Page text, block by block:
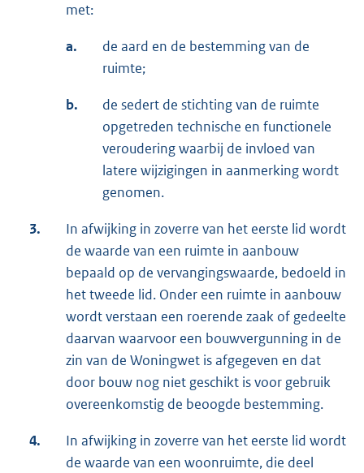
met:
a.
de aard en de bestemming van de
ruimte;
b.
de sedert de stichting van de ruimte
opgetreden technische en functionele
veroudering waarbij de invloed van
latere wijzigingen in aanmerking wordt
genomen.
3.
In afwijking in zoverre van het eerste lid wordt
de waarde van een ruimte in aanbouw
bepaald op de vervangingswaarde, bedoeld in
het tweede lid. Onder een ruimte in aanbouw
wordt verstaan een roerende zaak of gedeelte
daarvan waarvoor een bouwvergunning in de
zin van de Woningwet is afgegeven en dat
door bouw nog niet geschikt is voor gebruik
overeenkomstig de beoogde bestemming.
4.
In afwijking in zoverre van het eerste lid wordt
de waarde van een woonruimte, die deel